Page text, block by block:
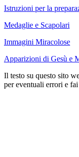
Istruzioni per la
Medaglie e Scapolari
Immagini Miracolose
Apparizioni di Gesù e
Il testo su questo sito
per eventuali errori e